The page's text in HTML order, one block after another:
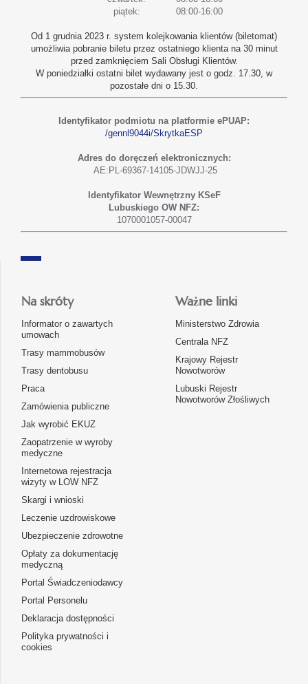
piątek:
08:00-16:00
Od 1 grudnia 2023 r. system kolejkowania klientów (biletomat)
umożliwia pobranie biletu przez ostatniego klienta na 30 minut
przed zamknięciem Sali Obsługi Klientów.
W poniedziałki ostatni bilet wydawany jest o godz. 17.30, w
pozostałe dni o 15.30.
Identyfikator podmiotu na platformie ePUAP:
/gennl9044i/SkrytkaESP
Adres do doręczeń elektronicznych:
AE:PL-69367-14105-JDWJJ-25
Identyfikator Wewnętrzny KSeF
Lubuskiego OW NFZ:
1070001057-00047
Na skróty
Informator o zawartych
umowach
Trasy mammobusów
Trasy dentobusu
Praca
Zamówienia publiczne
Jak wyrobić EKUZ
Zaopatrzenie w wyroby
medyczne
Internetowa rejestracja
wizyty w LOW NFZ
Skargi i wnioski
Leczenie uzdrowiskowe
Ubezpieczenie zdrowotne
Opłaty za dokumentację
medyczną
Portal Świadczeniodawcy
Portal Personelu
Deklaracja dostępności
Polityka prywatności i
cookies
Ważne linki
Ministerstwo Zdrowia
Centrala NFZ
Krajowy Rejestr
Nowotworów
Lubuski Rejestr
Nowotworów Złośliwych